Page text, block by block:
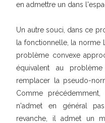
en admettre un dans
Un autre souci, dans ce
la fonctionnelle, la norme
problème convexe
équivalent au
remplacer la pseudo-
Comme
n'admet en général
revanche, il admet un